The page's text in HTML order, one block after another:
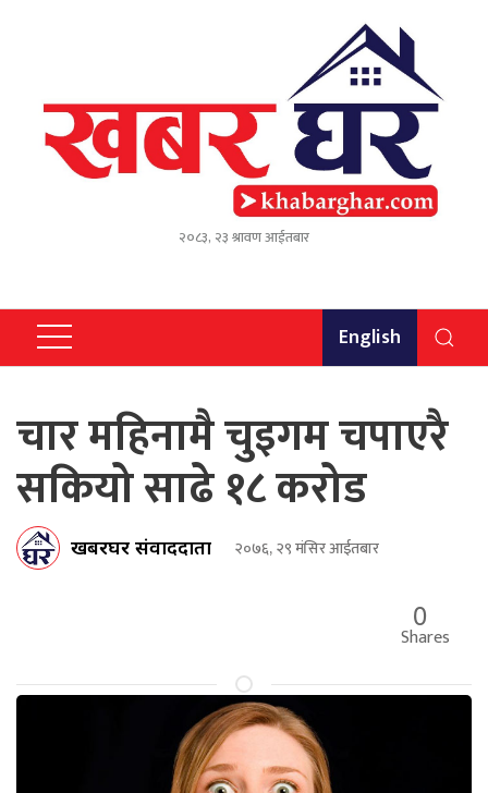
२०८३, २३ श्रावण आईतबार
English
चार महिनामै चुइगम चपाएरै
सकियो साढे १८ करोड
खबरघर संवाददाता २०७६, २९ मंसिर आईतबार
0
Shares